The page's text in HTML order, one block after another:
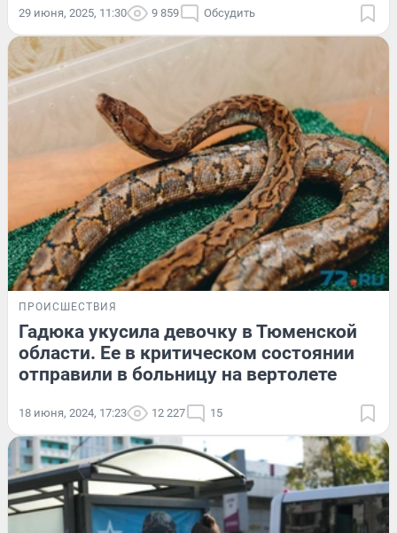
29 июня, 2025, 11:30 9 859 Обсудить
ПРОИСШЕСТВИЯ
Гадюка укусила девочку в Тюменской
области. Ее в критическом состоянии
отправили в больницу на вертолете
18 июня, 2024, 17:23 12 227 15